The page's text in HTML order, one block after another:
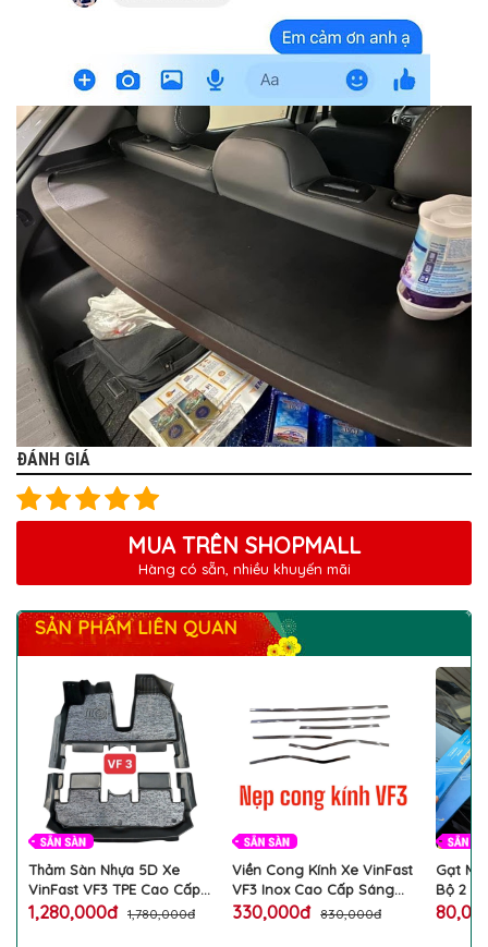
ĐÁNH GIÁ
MUA TRÊN SHOPMALL
Hàng có sẵn, nhiều khuyến mãi
SẢN PHẨM LIÊN QUAN
Thảm Sàn Nhựa 5D Xe
VinFast VF3 TPE Cao Cấp
Không Mùi Bộ 2 Tấm
1,280,000đ 1,780,000đ
Viền Cong Kính Xe VinFast
VF3 Inox Cao Cấp Sáng
Bóng, Chống Gỉ, Chuẩn
330,000đ 830,000đ
Gạt
Bộ 2
Gạt